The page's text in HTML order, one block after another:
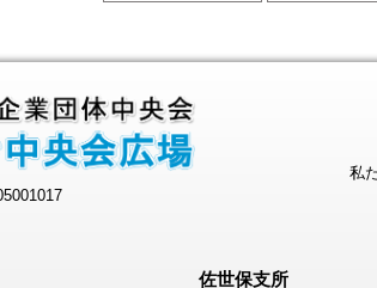
私
佐世保支所